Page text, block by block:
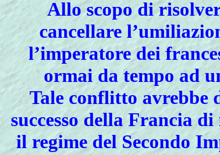
Allo scopo di
cancellare
l’imperatore dei
ormai da tempo ad
Tale conflitto avrebbe
successo della Francia
il regime del Secondo